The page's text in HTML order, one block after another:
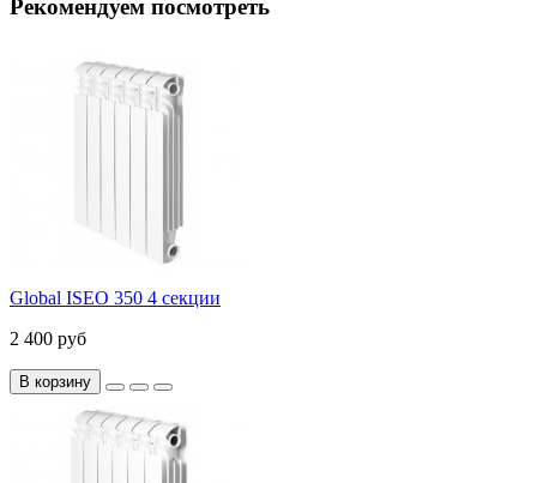
Рекомендуем посмотреть
Global ISEO 350 4 секции
2 400 руб
В корзину